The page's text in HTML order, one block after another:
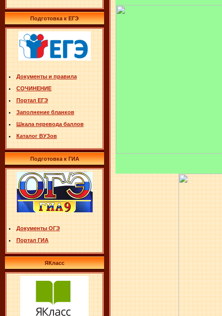
Подготовка к ЕГЭ
Документы и правила
СОЧИНЕНИЕ
Портал ЕГЭ
Заполнение бланков
Шкала перевода баллов
Каталог ВУЗов
Подготовка к ГИА
Документы ОГЭ
Портал ГИА
ЯКласс